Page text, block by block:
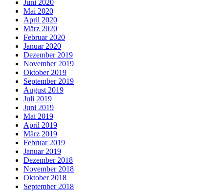
Juni 2020
Mai 2020
April 2020
März 2020
Februar 2020
Januar 2020
Dezember 2019
November 2019
Oktober 2019
September 2019
August 2019
Juli 2019
Juni 2019
Mai 2019
April 2019
März 2019
Februar 2019
Januar 2019
Dezember 2018
November 2018
Oktober 2018
September 2018